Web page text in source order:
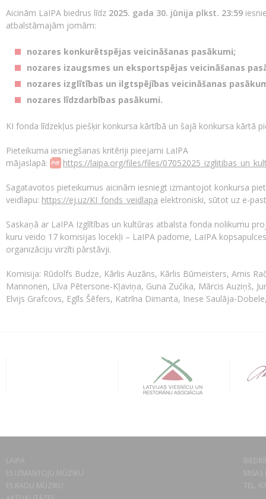
Aicinām LaIPA biedrus līdz 2025. gada 30. jūnija plkst. 23:59
atbalstāmajām jomām:
nozares konkurētspējas veicināšanas pasākumi;
nozares izaugsmes un eksportspējas veicināšanas
nozares izglītības un ilgtspējības veicināšanas
nozares līdzdarbības pasākumi.
KI fonda līdzekļus piešķir konkursa kārtībā un šajā konkursa kārtā
Pieteikuma iesniegšanas kritēriji pieejami LaIPA
mājaslapā:
https://laipa.org/files/files/
Sagatavotos pieteikumus aicinām iesniegt izmantojot konkursa
veidlapu: https://ej.uz/KI_fonds_veidlapa elektroniski, sūtot uz e-
Saskaņā ar LaIPA Izglītības un kultūras atbalsta fonda nolikumu
kuru veido 17 komisijas locekļi – LaIPA padome, LaIPA
organizāciju virzīti pārstāvji.
Komisija: Rūdolfs Budze, Kārlis Auzāns, Kārlis Būmeisters, Arnis
Mannonen, Līva Pētersone-Kļaviņa, Guna Zučika, Mārcis Auziņš,
Elvijs Grafcovs, Egīls Šēfers, Katrīna Dimanta, Inese Saulāja-
LAIPA
ES IZMANTOJU MŪZIKU
ES RADU MŪZIKU
TEL.